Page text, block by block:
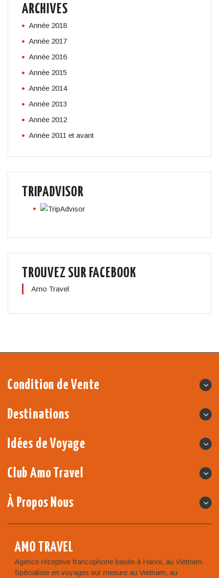
ARCHIVES
Année 2018
Année 2017
Année 2016
Année 2015
Année 2014
Année 2013
Année 2012
Année 2011 et avant
TRIPADVISOR
TROUVEZ SUR FACEBOOK
Amo Travel
Condition de Vente
Destinations
Idées de Voyage
Club Amo Travel
À Propos Nous
AMO TRAVEL
Agence réceptive francophone basée à Hanoi, au Vietnam.
Spécialiste en voyages sur mesure au Vietnam, au